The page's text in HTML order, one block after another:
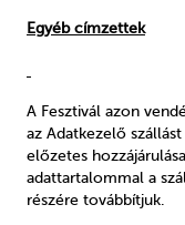
Egyéb címzettek
A Fesztivál azon
az Adatkezelő
előzetes
adattartalommal a
részére továbbítjuk.